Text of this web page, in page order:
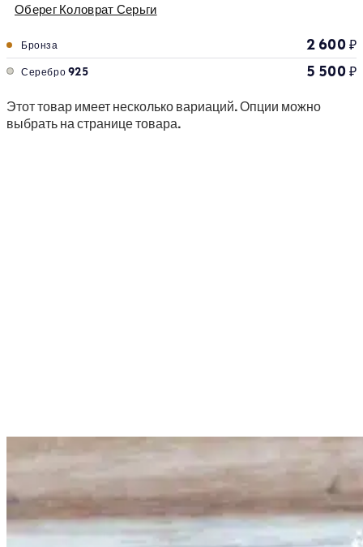
Оберег Коловрат Серьги
Бронза 2 600₽
Серебро 925 5 500₽
Этот товар имеет несколько вариаций. Опции можно
выбрать на странице товара.